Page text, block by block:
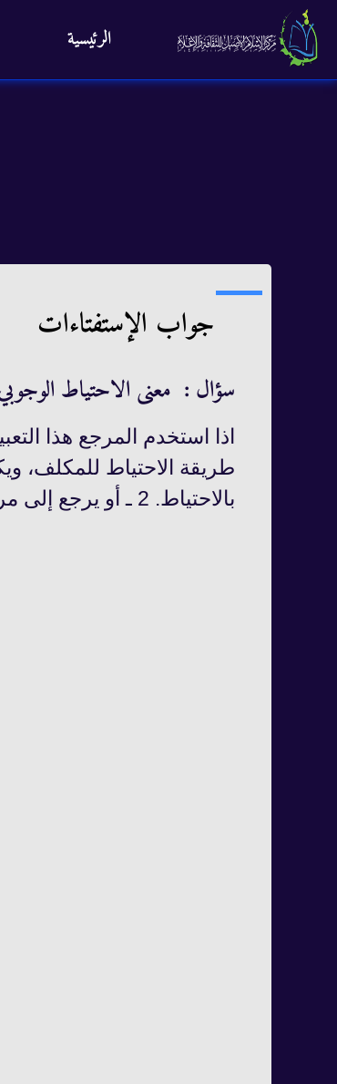
الرئيسية
جواب الإستفتاءات
سؤال : معنى الاحتياط
اذا استخدم المرجع هذا
بالاحتياط. 2 ـ أو يرجع إلى مرجع آخر في هذه المسألة مع مراعاة الأعلم فالأعلم.